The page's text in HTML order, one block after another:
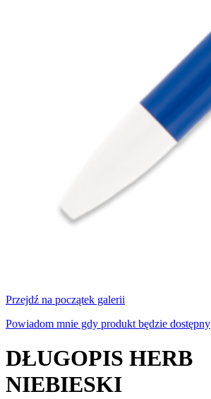
Przejdź na początek galerii
Powiadom mnie gdy produkt będzie dostępny
DŁUGOPIS HERB
NIEBIESKI